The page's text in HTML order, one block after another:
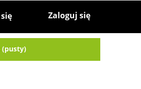
Zaloguj się
(pusty)